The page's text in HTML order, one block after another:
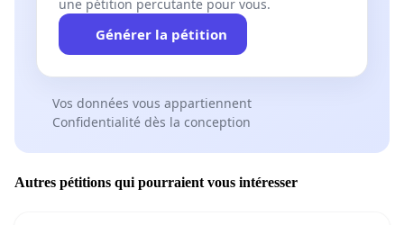
une pétition percutante pour vous.
Générer la pétition
Vos données vous appartiennent
Confidentialité dès la conception
Autres pétitions qui pourraient vous intéresser